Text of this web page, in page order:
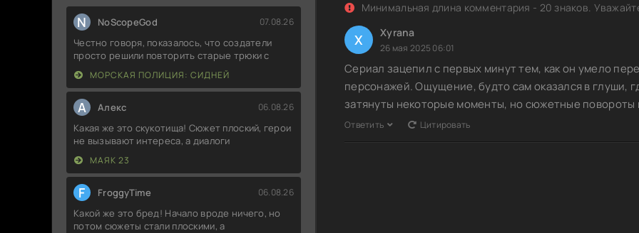
N NoScopeGod 07.08.26
Честно говоря, показалось, что создатели
просто решили повторить старые трюки с
МОРСКАЯ ПОЛИЦИЯ: СИДНЕЙ
А Алекс 06.08.26
Какая же это скукотища! Сюжет плоский, герои
не вызывают интереса, а диалоги
МАЯК 23
F FroggyTime 06.08.26
Какой же это бред! Начало вроде ничего, но
потом сюжеты стали плоскими, а
Минимальная длина комментария - 20 знаков.
X Xyrana
26 мая 2025 06:01
Сериал зацепил с первых минут тем, как он умело
персонажей. Ощущение, будто сам оказался в глуши,
затянуты некоторые моменты, но сюжетные повороты
Ответить Цитировать